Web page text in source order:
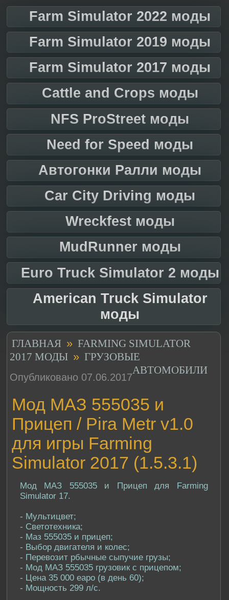
Farm Simulator 2022 моды
Farm Simulator 2019 моды
Farm Simulator 2017 моды
Cattle and Crops моды
NFS ProStreet моды
Need for Speed моды
Автогонки Ралли моды
Car City Driving моды
Wreckfest моды
MudRunner моды
Euro Truck Simulator 2 моды
American Truck Simulator
моды
ГЛАВНАЯ » FARMING SIMULATOR
2017 МОДЫ » ГРУЗОВЫЕ
АВТОМОБИЛИ
Опубликовано 07.06.2017
Мод МАЗ 555035 и
Прицеп / Pira Metr v1.0
для игры Farming
Simulator 2017 (1.5.3.1)
Мод МАЗ 555035 и Прицеп для Farming
Simulator 17.
- Мультицвет;
- Светотехника;
- Маз 555035 и прицеп;
- Выбор двигателя и колес;
- Перевозит рбычные сыпучие грузы;
- Мод МАЗ 555035 грузовик с прицепом;
- Цена 35 000 еаро (в день 60);
- Мощность 299 л/с.